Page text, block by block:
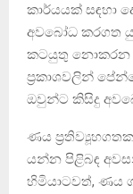
කාර්යයක් සඳහා
අවබෝධ කරගත
කටයුතු නොකරන
ප්‍රකාශවලින්
ඔවුන්ට කිසිදු
ණය
යන්න පිළිබඳ
හිමියාටවත්, ණය